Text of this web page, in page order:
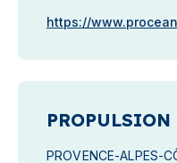
https://
PROVENCE-ALPES-